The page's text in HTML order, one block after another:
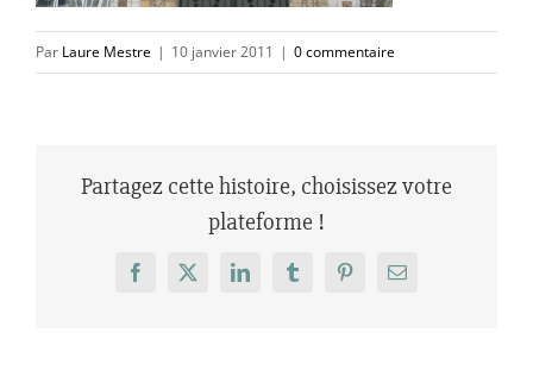
Par Laure Mestre | 10 janvier 2011 | 0 commentaire
Partagez cette histoire, choisissez votre
plateforme !
Facebook
X LinkedInTumblrPinterestEmail